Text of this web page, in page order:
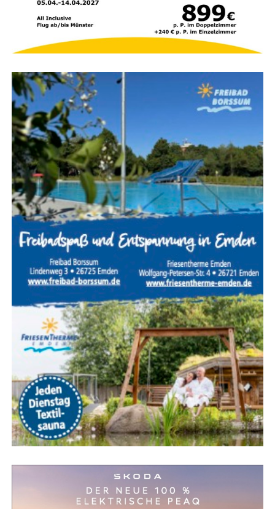
parallel
Wäh­rend die ers­ten Trupps im Gebäu­de nach Per­so­nen
gung auf. Das Feu­er wird gleich­zei­tig im Innen- und
Außen­an­griff bekämpft, um den Brand mög­lichst schnell
unter Kon­trol­le zu brin­gen und ein Über­grei­fen auf
benach­bar­te Gebäu­de zu verhindern.
Höchs­te Kon­zen­tra­ti­on im
Einsatz
Ein Woh­nungs- oder Gebäu­de­brand mit Men­schen­le­ben
in Gefahr gehört zu den anspruchs­volls­ten Ein­sät­zen der
Feu­er­wehr. Jeder Hand­griff muss sit­zen, denn oft ent­
schei­den weni­ge Minu­ten über Leben und Tod. Des­halb
trai­nie­ren die Feu­er­weh­ren sol­che Ein­satz­la­gen regel­mä­
ßig, damit im Ernst­fall jeder Trupp sei­ne Auf­ga­ben sicher
und rou­ti­niert aus­füh­ren kann.